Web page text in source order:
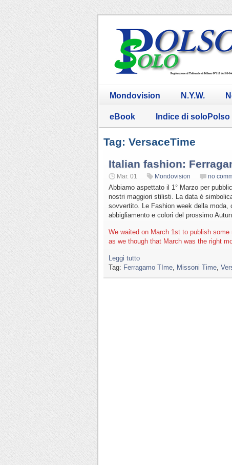
Mondovision N.Y.W.
eBook Indice di soloPolso
Tag: VersaceTime
Italian fashion:
Mar. 01 Mondovision no
Abbiamo aspettato il 1° Marzo per
nostri maggiori stilisti. La data è
sovvertito. Le Fashion week della
abbigliamento e colori del prossimo
We waited on March 1st to publish
as we though that March was the right
Leggi tutto
Tag: Ferragamo TIme Missoni Time